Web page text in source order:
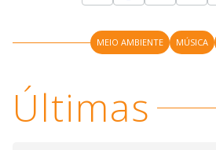
MEIO AMBIENTE MÚSICA
Últimas